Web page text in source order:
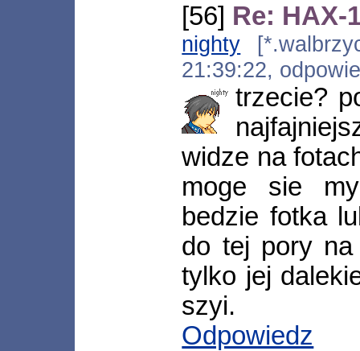
[56] Re: HAX-
nighty
21:39:22,
trzecie?
widze na
moge sie
bedzie fotka
do tej pory
tylko jej
szyi.
Odpowiedz